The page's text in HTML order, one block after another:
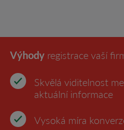
Výhody registrace vaší
Skvělá viditelnost
aktuální informace
Vysoká míra